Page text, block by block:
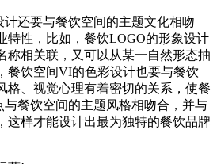
还要与餐饮空间的主题文化相吻
特性，比如，餐饮LOGO的形象设计
称相关联，又可以从某一自然形态抽
餐饮空间VI的色彩设计也要与餐饮
格、视觉心理有着密切的关系，使餐
餐饮空间的主题风格相吻合，并与
这样才能设计出最为独特的餐饮品牌